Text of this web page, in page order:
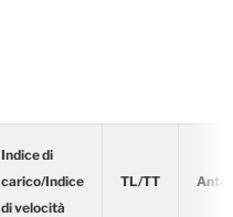
Indice di
carico/Indice
di velocità
TL/TT